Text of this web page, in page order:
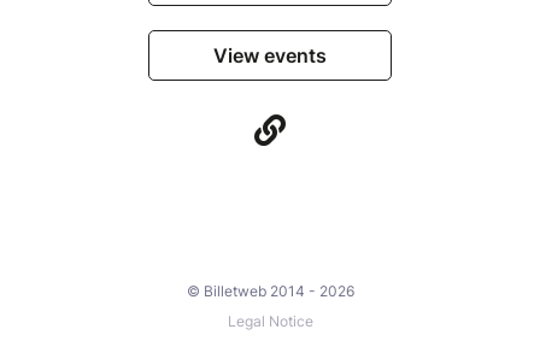
View events
© Billetweb 2014 - 2026
Legal Notice